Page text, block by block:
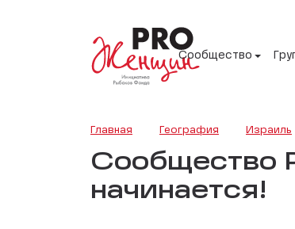
Сообщество
Главная География Израиль
Сообщество
начинается!